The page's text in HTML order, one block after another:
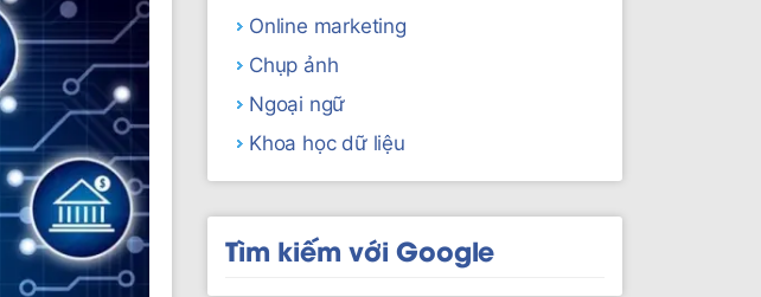
Online marketing
Chụp ảnh
Ngoại ngữ
Khoa học dữ liệu
Tìm kiếm với Google